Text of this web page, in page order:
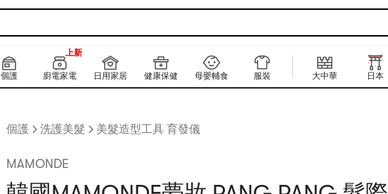
個護 廚電家電
180+
上新
180+
日用家居 健康保健 母嬰輔食 服裝 大中華 日本
個護 洗護美髮 美髮造型工具 育發儀
MAMONDE